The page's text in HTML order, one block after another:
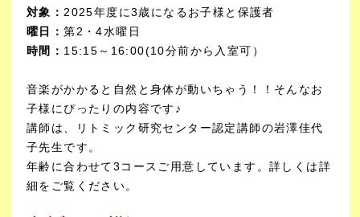
対象： 2025年度に3歳になるお子様と保護者
曜日：第2・4水曜日
時間： 15:15～16:00(10分前から入室可）
音楽がかかると自然と身体が動いちゃう！！そんなお
子様にぴったりの内容です♪
講師は、リトミック研究センター認定講師の岩澤佳代
子先生です。
年齢に合わせて3コースご用意しています。詳しくは詳
細をご覧ください。